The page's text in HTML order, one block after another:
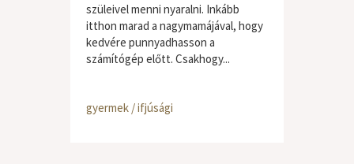
szüleivel menni nyaralni. Inkább
itthon marad a nagymamájával, hogy
kedvére punnyadhasson a
számítógép előtt. Csakhogy...
gyermek / ifjúsági